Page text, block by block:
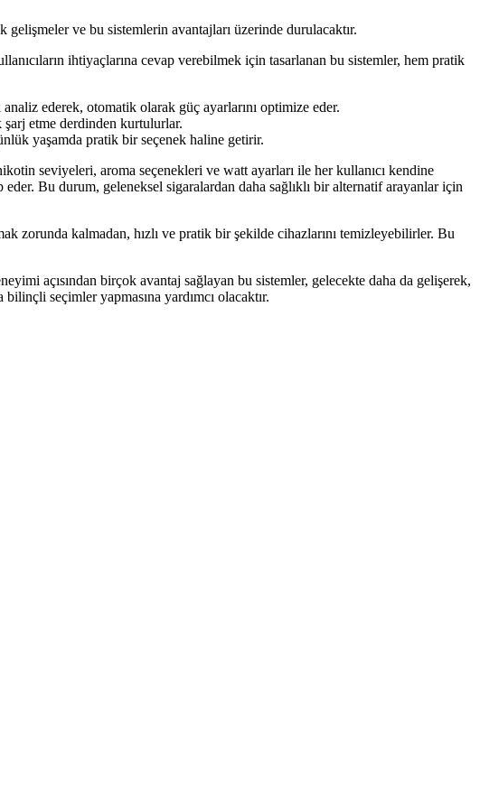
ve bu sistemlerin avantajları üzerinde durulacaktır.
ihtiyaçlarına cevap verebilmek için tasarlanan bu sistemler, hem pratik
analiz ederek, otomatik olarak güç ayarlarını optimize eder.
şarj etme derdinden kurtulurlar.
yaşamda pratik bir seçenek haline getirir.
seviyeleri, aroma seçenekleri ve watt ayarları ile her kullanıcı kendine
eder. Bu durum, geleneksel sigaralardan daha sağlıklı bir alternatif arayanlar için
zorunda kalmadan, hızlı ve pratik bir şekilde cihazlarını temizleyebilirler. Bu
açısından birçok avantaj sağlayan bu sistemler, gelecekte daha da gelişerek,
seçimler yapmasına yardımcı olacaktır.